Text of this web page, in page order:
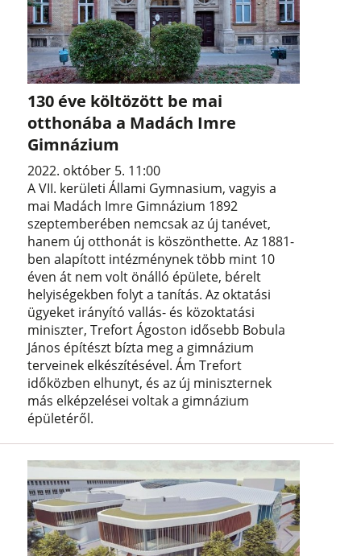
130 éve költözött be mai
otthonába a Madách Imre
Gimnázium
2022. október 5. 11:00
A VII. kerületi Állami Gymnasium, vagyis a
mai Madách Imre Gimnázium 1892
szeptemberében nemcsak az új tanévet,
hanem új otthonát is köszönthette. Az 1881-
ben alapított intézménynek több mint 10
éven át nem volt önálló épülete, bérelt
helyiségekben folyt a tanítás. Az oktatási
ügyeket irányító vallás- és közoktatási
miniszter, Trefort Ágoston idősebb Bobula
János építészt bízta meg a gimnázium
terveinek elkészítésével. Ám Trefort
időközben elhunyt, és az új miniszternek
más elképzelései voltak a gimnázium
épületéről.